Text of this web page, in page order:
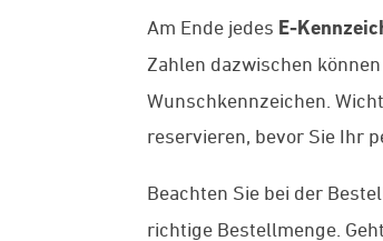
Am Ende jedes E-
Zahlen dazwischen
Wunschkennzeichen.
reservieren, bevor Sie Ihr
Beachten Sie bei der
richtige Bestellmenge.